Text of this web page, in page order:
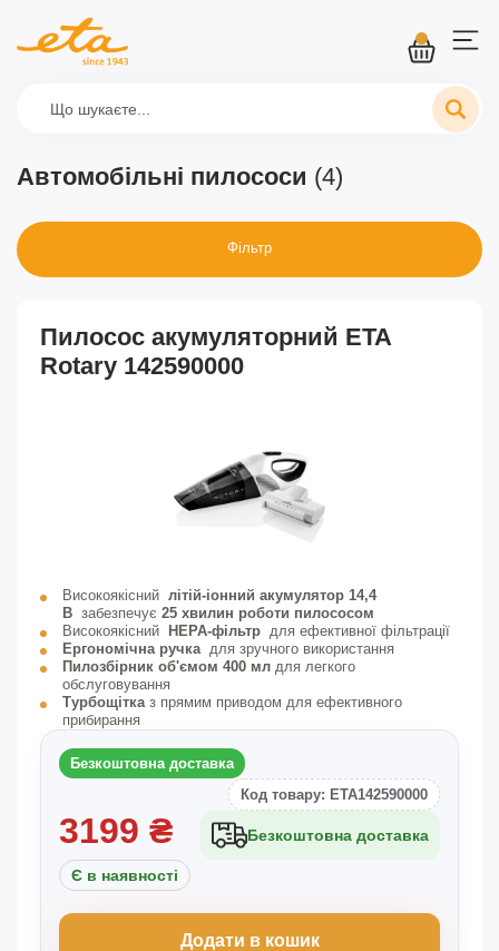
Автомобільні пилососи (4)
Фільтр
Пилосос акумуляторний ETA
Rotary 142590000
Високоякісний літій-іонний акумулятор 14,4
В забезпечує 25 хвилин роботи пилососом
Високоякісний HEPA-фільтр для ефективної фільтрації
Ергономічна ручка для зручного використання
Пилозбірник об'ємом 400 мл для легкого
обслуговування
Турбощітка з прямим приводом для ефективного
прибирання
Безкоштовна доставка
Код товару: ETA142590000
3199 ₴ Безкоштовна доставка
Є в наявності
Додати в кошик